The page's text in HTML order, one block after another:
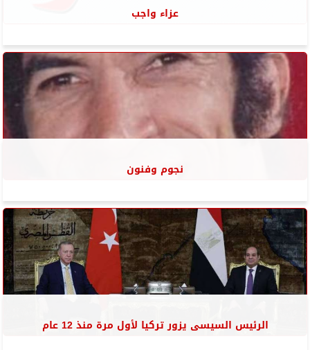
عزاء واجب
نجوم وفنون
الرئيس السيسى يزور تركيا لأول مرة منذ 12 عام